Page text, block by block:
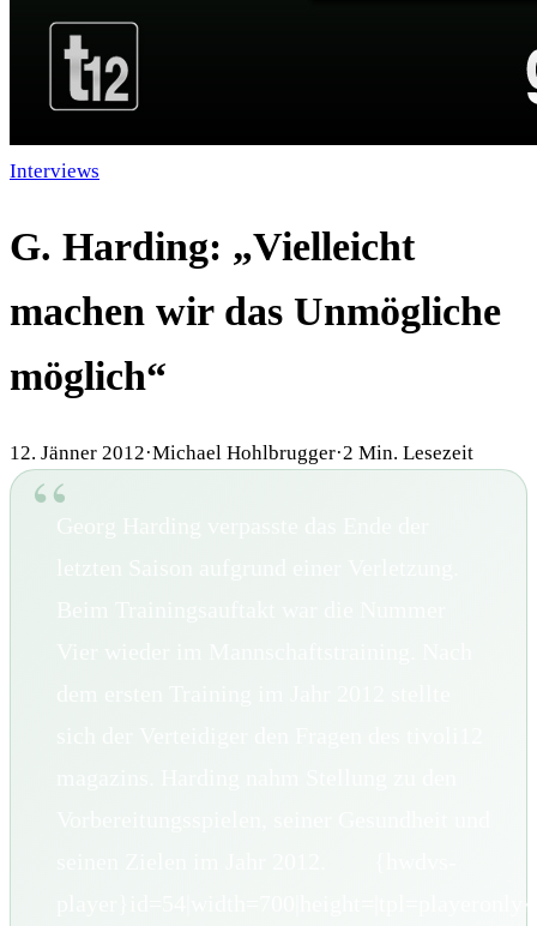
Interviews
G. Harding: „Vielleicht
machen wir das Unmögliche
möglich“
12. Jänner 2012·Michael Hohlbrugger·2 Min. Lesezeit